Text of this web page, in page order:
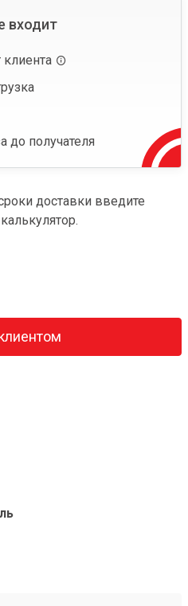
входит
клиента
до получателя
доставки введите